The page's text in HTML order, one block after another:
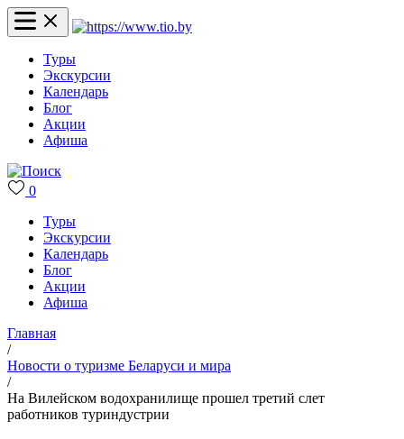
Туры
Экскурсии
Календарь
Блог
Акции
Афиша
0
Туры
Экскурсии
Календарь
Блог
Акции
Афиша
Главная
/
Новости о туризме Беларуси и мира
/
На Вилейском водохранилище прошел третий слет
работников туриндустрии